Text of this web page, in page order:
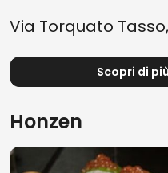
Via Torquato
Scopri di
Honzen